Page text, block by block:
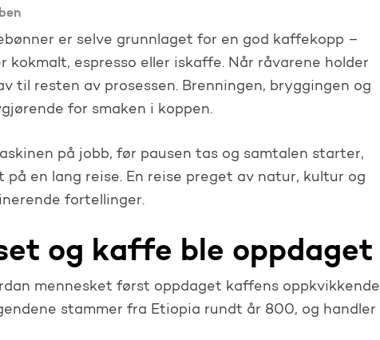
er selve grunnlaget for en god kaffekopp –
kokmalt, espresso eller iskaffe. Når råvarene holder
til resten av prosessen. Brenningen, bryggingen og
for smaken i koppen.
på jobb, før pausen tas og samtalen starter,
en lang reise. En reise preget av natur, kultur og
fortellinger.
og kaffe ble oppdaget
mennesket først oppdaget kaffens oppkvikkende
stammer fra Etiopia rundt år 800, og handler